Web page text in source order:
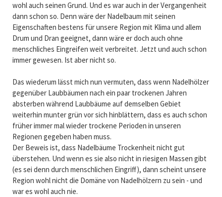
wohl auch seinen Grund. Und es war auch in der Vergangenheit
dann schon so. Denn wäre der Nadelbaum mit seinen
Eigenschaften bestens für unsere Region mit Klima und allem
Drum und Dran geeignet, dann wäre er doch auch ohne
menschliches Eingreifen weit verbreitet. Jetzt und auch schon
immer gewesen. Ist aber nicht so.
Das wiederum lässt mich nun vermuten, dass wenn Nadelhölzer
gegenüber Laubbäumen nach ein paar trockenen Jahren
absterben während Laubbäume auf demselben Gebiet
weiterhin munter grün vor sich hinblättern, dass es auch schon
früher immer mal wieder trockene Perioden in unseren
Regionen gegeben haben muss.
Der Beweis ist, dass Nadelbäume Trockenheit nicht gut
überstehen. Und wenn es sie also nicht in riesigen Massen gibt
(es sei denn durch menschlichen Eingriff), dann scheint unsere
Region wohl nicht die Domäne von Nadelhölzern zu sein - und
war es wohl auch nie.